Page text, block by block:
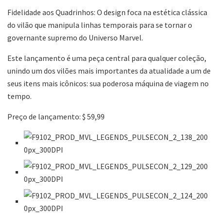
Fidelidade aos Quadrinhos: O design foca na estética clássica
do vilão que manipula linhas temporais para se tornar o
governante supremo do Universo Marvel.
Este lançamento é uma peça central para qualquer coleção,
unindo um dos vilões mais importantes da atualidade a um de
seus itens mais icônicos: sua poderosa máquina de viagem no
tempo.
Preço de lançamento: $ 59,99